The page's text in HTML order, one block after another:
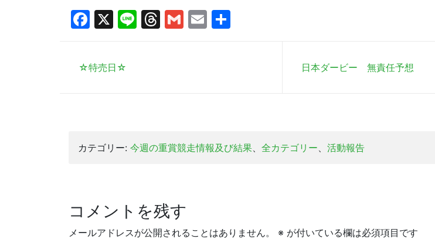
Facebook
X LineThreads
Gmail
Email
☆特売日☆ 日本ダービー 無責任予想
カテゴリー: 今週の重賞競走情報及び結果 全カテゴリー 活動報告
コメントを残す
メールアドレスが公開されることはありません。 ※ が付いている欄は必須項目です